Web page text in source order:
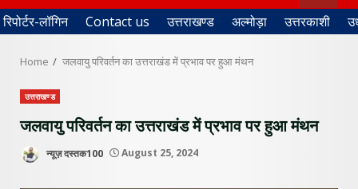
MENU
रिपोर्टर-लॉगिन Contact us उत्तराखण्ड अल्मोड़ा उत्तरकाशी
Home जलवायु परिवर्तन का उत्तराखंड में प्रभाव पर हुआ मंथन
उत्तराखण्ड
जलवायु परिवर्तन का उत्तराखंड में प्रभाव पर हुआ मंथन
न्यूज़ दस्तक100 August 25, 2024